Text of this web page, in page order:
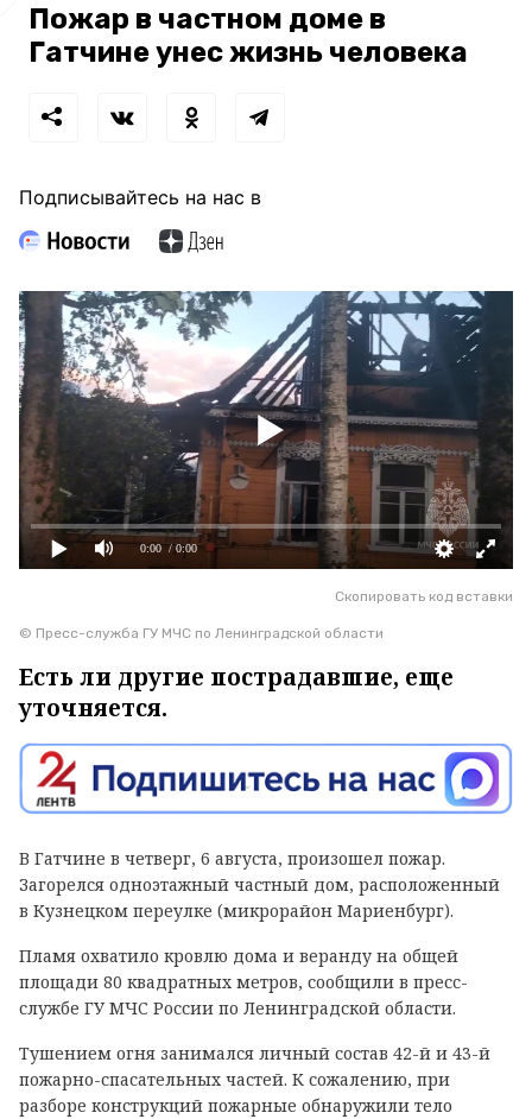
Пожар в частном доме в
Гатчине унес жизнь человека
Подписывайтесь на нас в
0:00 / 0:00
Скопировать код вставки
© Пресс-служба ГУ МЧС по Ленинградской области
Есть ли другие пострадавшие, еще
уточняется.
В Гатчине в четверг, 6 августа, произошел пожар.
Загорелся одноэтажный частный дом, расположенный
в Кузнецком переулке (микрорайон Мариенбург).
Пламя охватило кровлю дома и веранду на общей
площади 80 квадратных метров, сообщили в пресс-
службе ГУ МЧС России по Ленинградской области.
Тушением огня занимался личный состав 42-й и 43-й
пожарно-спасательных частей. К сожалению, при
разборе конструкций пожарные обнаружили тело